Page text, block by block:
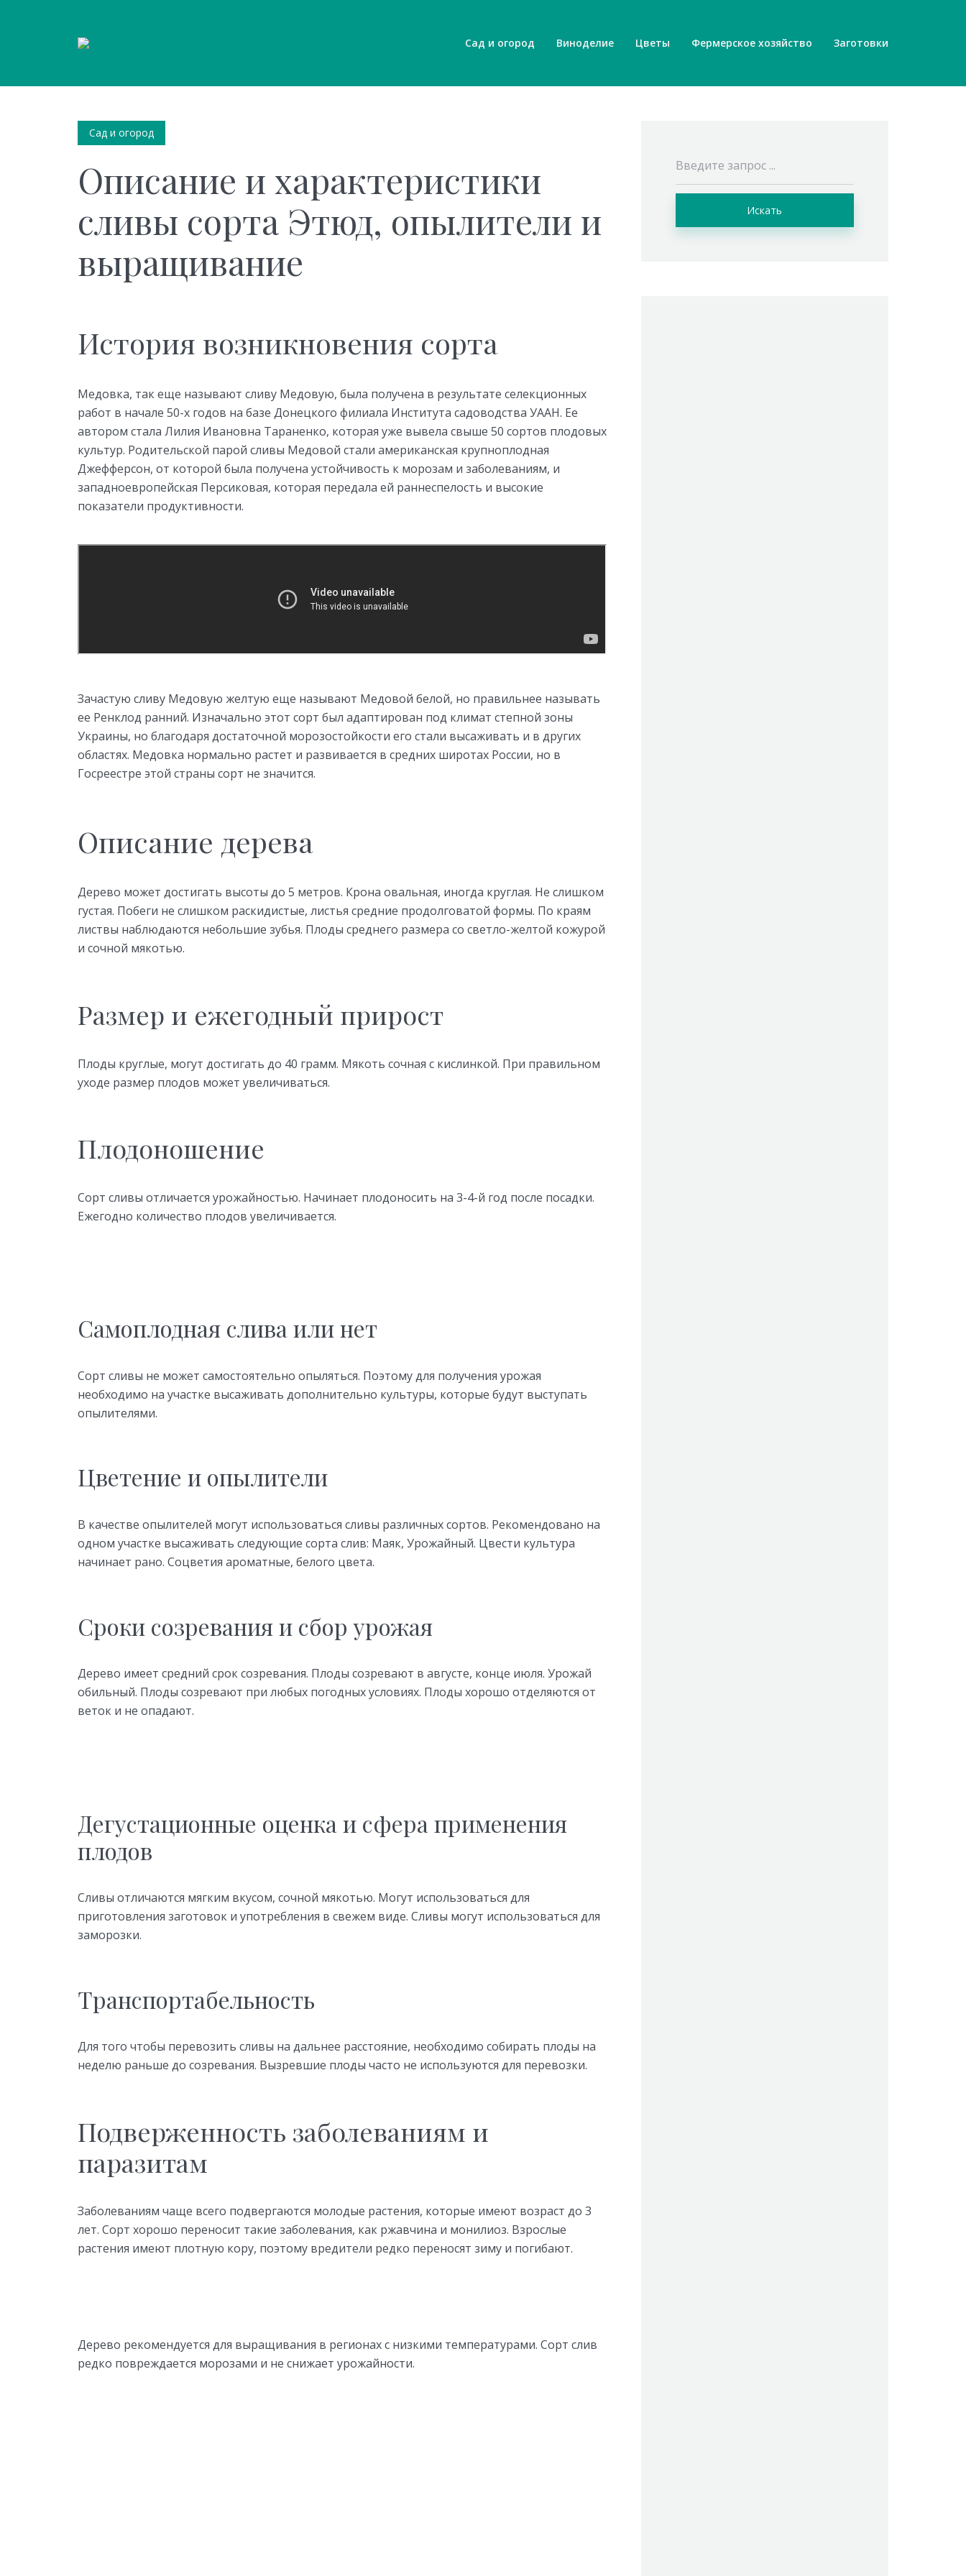
Сад и огород Виноделие Цветы Фермерское хозяйство Заготовки
Сад и огород
Описание и характеристики
сливы сорта Этюд, опылители и
выращивание
История возникновения сорта
Медовка, так еще называют сливу Медовую, была получена в результате селекционных
работ в начале 50-х годов на базе Донецкого филиала Института садоводства УААН. Ее
автором стала Лилия Ивановна Тараненко, которая уже вывела свыше 50 сортов плодовых
культур. Родительской парой сливы Медовой стали американская крупноплодная
Джефферсон, от которой была получена устойчивость к морозам и заболеваниям, и
западноевропейская Персиковая, которая передала ей раннеспелость и высокие
показатели продуктивности.
Зачастую сливу Медовую желтую еще называют Медовой белой, но правильнее называть
ее Ренклод ранний. Изначально этот сорт был адаптирован под климат степной зоны
Украины, но благодаря достаточной морозостойкости его стали высаживать и в других
областях. Медовка нормально растет и развивается в средних широтах России, но в
Госреестре этой страны сорт не значится.
Описание дерева
Дерево может достигать высоты до 5 метров. Крона овальная, иногда круглая. Не слишком
густая. Побеги не слишком раскидистые, листья средние продолговатой формы. По краям
листвы наблюдаются небольшие зубья. Плоды среднего размера со светло-желтой кожурой
и сочной мякотью.
Размер и ежегодный прирост
Плоды круглые, могут достигать до 40 грамм. Мякоть сочная с кислинкой. При правильном
уходе размер плодов может увеличиваться.
Плодоношение
Сорт сливы отличается урожайностью. Начинает плодоносить на 3-4-й год после посадки.
Ежегодно количество плодов увеличивается.
Самоплодная слива или нет
Сорт сливы не может самостоятельно опыляться. Поэтому для получения урожая
необходимо на участке высаживать дополнительно культуры, которые будут выступать
опылителями.
Цветение и опылители
В качестве опылителей могут использоваться сливы различных сортов. Рекомендовано на
одном участке высаживать следующие сорта слив: Маяк, Урожайный. Цвести культура
начинает рано. Соцветия ароматные, белого цвета.
Сроки созревания и сбор урожая
Дерево имеет средний срок созревания. Плоды созревают в августе, конце июля. Урожай
обильный. Плоды созревают при любых погодных условиях. Плоды хорошо отделяются от
веток и не опадают.
Дегустационные оценка и сфера применения
плодов
Сливы отличаются мягким вкусом, сочной мякотью. Могут использоваться для
приготовления заготовок и употребления в свежем виде. Сливы могут использоваться для
заморозки.
Транспортабельность
Для того чтобы перевозить сливы на дальнее расстояние, необходимо собирать плоды на
неделю раньше до созревания. Вызревшие плоды часто не используются для перевозки.
Подверженность заболеваниям и
паразитам
Заболеваниям чаще всего подвергаются молодые растения, которые имеют возраст до 3
лет. Сорт хорошо переносит такие заболевания, как ржавчина и монилиоз. Взрослые
растения имеют плотную кору, поэтому вредители редко переносят зиму и погибают.
Дерево рекомендуется для выращивания в регионах с низкими температурами. Сорт слив
редко повреждается морозами и не снижает урожайности.
Искать